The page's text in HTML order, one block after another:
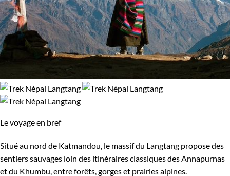
Le voyage en bref
Situé au nord de Katmandou, le massif du Langtang propose des
sentiers sauvages loin des itinéraires classiques des Annapurnas
et du Khumbu, entre forêts, gorges et prairies alpines.